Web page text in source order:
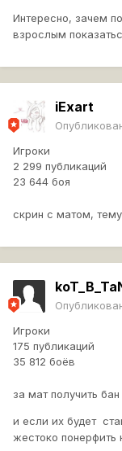
Интересно, зачем
взрослым
iExart
Игроки
2 299 публикаций
23 644 боя
скрин с матом,
Игроки
175 публикаций
35 812 боёв
за мат получить
и если их будет
жестоко понерфить